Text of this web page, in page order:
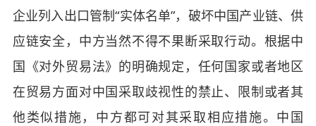
企业列入出口管制“实体名单”，破坏中国产业链、供
应链安全，中方当然不得不果断采取行动。根据中
国《对外贸易法》的明确规定，任何国家或者地区
在贸易方面对中国采取歧视性的禁止、限制或者其
他类似措施，中方都可对其采取相应措施。中国